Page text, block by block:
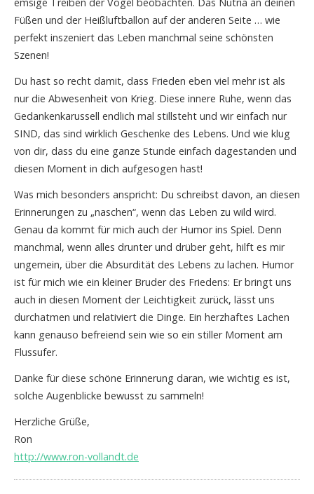
Füßen und der Heißluftballon auf der anderen Seite … wie
perfekt inszeniert das Leben manchmal seine schönsten
Szenen!
Du hast so recht damit, dass Frieden eben viel mehr ist als
nur die Abwesenheit von Krieg. Diese innere Ruhe, wenn das
Gedankenkarussell endlich mal stillsteht und wir einfach nur
SIND, das sind wirklich Geschenke des Lebens. Und wie klug
von dir, dass du eine ganze Stunde einfach dagestanden und
diesen Moment in dich aufgesogen hast!
Was mich besonders anspricht: Du schreibst davon, an diesen
Erinnerungen zu „naschen“, wenn das Leben zu wild wird.
Genau da kommt für mich auch der Humor ins Spiel. Denn
manchmal, wenn alles drunter und drüber geht, hilft es mir
ungemein, über die Absurdität des Lebens zu lachen. Humor
ist für mich wie ein kleiner Bruder des Friedens: Er bringt uns
auch in diesen Moment der Leichtigkeit zurück, lässt uns
durchatmen und relativiert die Dinge. Ein herzhaftes Lachen
kann genauso befreiend sein wie so ein stiller Moment am
Flussufer.
Danke für diese schöne Erinnerung daran, wie wichtig es ist,
solche Augenblicke bewusst zu sammeln!
Herzliche Grüße,
Ron
http://www.ron-vollandt.de